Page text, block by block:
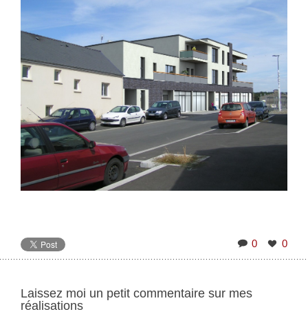
0 0
Laissez moi un petit commentaire sur mes
réalisations